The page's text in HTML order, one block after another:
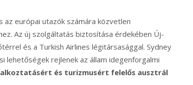
az európai utazók számára közvetlen
Az új szolgáltatás biztosítása érdekében Új-
és a Turkish Airlines légitársasággal. Sydney
lehetőségek rejlenek az állam idegenforgalmi
és turizmusért felelős ausztrál